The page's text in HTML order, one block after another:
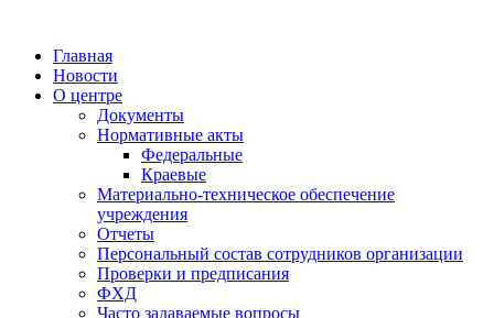
Главная
Новости
О центре
Документы
Нормативные акты
Федеральные
Краевые
Материально-техническое обеспечение
учреждения
Отчеты
Персональный состав сотрудников организации
Проверки и предписания
ФХД
Часто задаваемые вопросы